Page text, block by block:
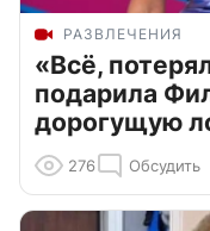
РАЗВЛЕЧЕНИЯ
«Всё,
подарила
дорогущую
276 Обсудить